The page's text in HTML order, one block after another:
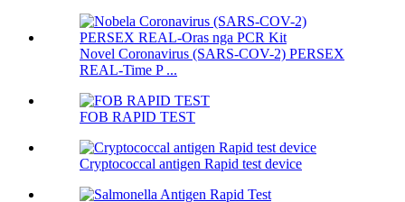
Novel Coronavirus (SARS-COV-2) PERSEX
REAL-Time P ...
FOB RAPID TEST
Cryptococcal antigen Rapid test device